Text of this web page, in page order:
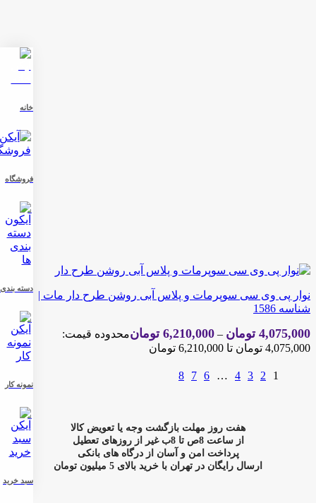
نوار پی وی سی سوپرمات و پلاس آبی روشن طرح دار مات |
شناسه 1586
4,075,000 تومان –
6,210,000 تومانمحدوده قیمت:
4,075,000 تومان تا 6,210,000 تومان
1
2
3
4
…
6
7
8
هفت روز مهلت بازگشت وجه یا تعویض کالا
از ساعت 8ص تا 8ب غیر از روزهای تعطیل
پرداخت امن و آسان از درگاه های بانکی
ارسال رایگان در تهران با خرید بالای 5 میلیون تومان
خانه
فروشگاه
دسته بندی
نمونه کار
سبد خرید